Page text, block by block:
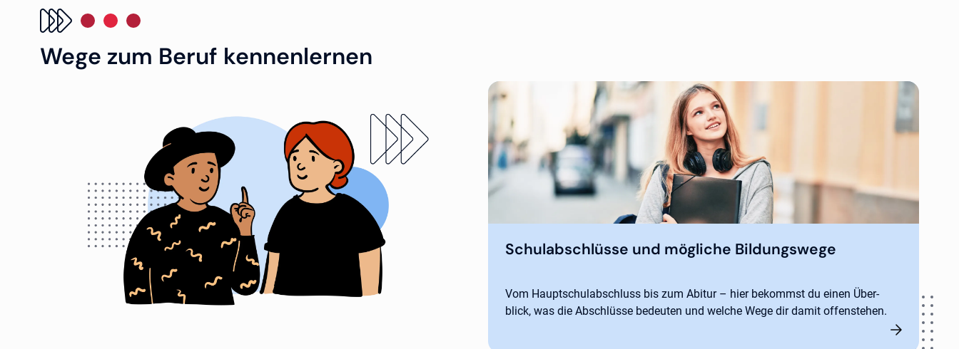
Wege zum Beruf kennenlernen
Schulabschlüsse und mögliche Bildungswege
Vom Hauptschulabschluss bis zum Abitur – hier bekommst du einen Über-
blick, was die Abschlüsse bedeuten und welche Wege dir damit offenstehen.